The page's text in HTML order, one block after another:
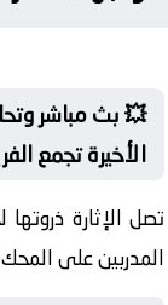
💥 بث مباشر
الأخيرة تجمع
تصل الإثارة
المدربين على